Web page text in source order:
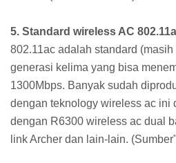
5. Standard wireless AC
802.11ac adalah standard
generasi kelima yang bisa
1300Mbps. Banyak sudah
dengan teknology wireless ac ini
dengan R6300 wireless ac dual
link Archer dan lain-lain.